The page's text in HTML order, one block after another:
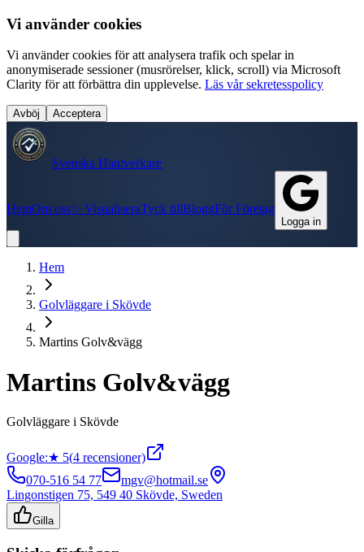
Vi använder cookies
Vi använder cookies för att analysera trafik och spelar in
anonymiserade sessioner (musrörelser, klick, scroll) via Microsoft
Clarity för att förbättra din upplevelse. Läs vår sekretesspolicy
Avböj Acceptera
Svenska Hantverkare
HemOm oss✨ VisualiseraTyck tillBloggFör Företag
Logga in
Hem
Golvläggare i Skövde
Martins Golv&vägg
Martins Golv&vägg
Golvläggare i Skövde
Google:★ 5(4 recensioner)
070-516 54 77
mgv@hotmail.se
Lingonstigen 75, 549 40 Skövde, Sweden
Gilla